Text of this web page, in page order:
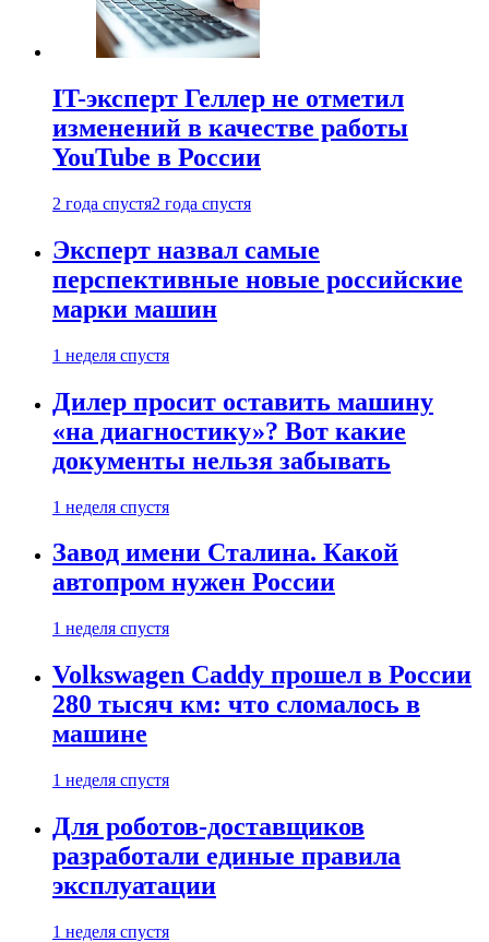
IT-эксперт Геллер не отметил
изменений в качестве работы
YouTube в России
2 года спустя2 года спустя
Эксперт назвал самые
перспективные новые российские
марки машин
1 неделя спустя
Дилер просит оставить машину
«на диагностику»? Вот какие
документы нельзя забывать
1 неделя спустя
Завод имени Сталина. Какой
автопром нужен России
1 неделя спустя
Volkswagen Caddy прошел в России
280 тысяч км: что сломалось в
машине
1 неделя спустя
Для роботов-доставщиков
разработали единые правила
эксплуатации
1 неделя спустя